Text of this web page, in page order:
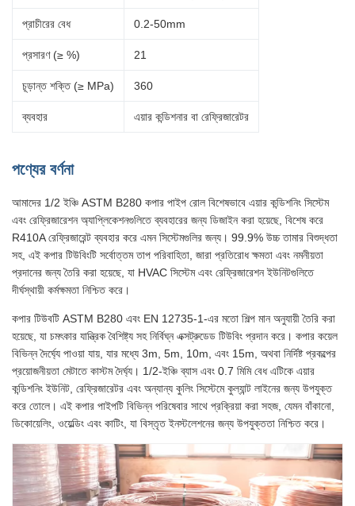
প্রাচীরের বেধ 0.2-50mm
প্রসারণ (≥ %) 21
চূড়ান্ত শক্তি (≥ MPa) 360
ব্যবহার এয়ার কন্ডিশনার বা রেফ্রিজারেটর
পণ্যের বর্ণনা
আমাদের 1/2 ইঞ্চি ASTM B280 কপার পাইপ রোল বিশেষভাবে এয়ার কন্ডিশনিং সিস্টেম
এবং রেফ্রিজারেশন অ্যাপ্লিকেশনগুলিতে ব্যবহারের জন্য ডিজাইন করা হয়েছে, বিশেষ করে
R410A রেফ্রিজারেন্ট ব্যবহার করে এমন সিস্টেমগুলির জন্য। 99.9% উচ্চ তামার বিশুদ্ধতা
সহ, এই কপার টিউবিংটি সর্বোত্তম তাপ পরিবাহিতা, জারা প্রতিরোধ ক্ষমতা এবং নমনীয়তা
প্রদানের জন্য তৈরি করা হয়েছে, যা HVAC সিস্টেম এবং রেফ্রিজারেশন ইউনিটগুলিতে
দীর্ঘস্থায়ী কর্মক্ষমতা নিশ্চিত করে।
কপার টিউবটি ASTM B280 এবং EN 12735-1-এর মতো শিল্প মান অনুযায়ী তৈরি করা
হয়েছে, যা চমৎকার যান্ত্রিক বৈশিষ্ট্য সহ নির্বিঘ্ন এক্সট্রুডেড টিউবিং প্রদান করে। কপার কয়েল
বিভিন্ন দৈর্ঘ্যে পাওয়া যায়, যার মধ্যে 3m, 5m, 10m, এবং 15m, অথবা নির্দিষ্ট প্রকল্পের
প্রয়োজনীয়তা মেটাতে কাস্টম দৈর্ঘ্য। 1/2-ইঞ্চি ব্যাস এবং 0.7 মিমি বেধ এটিকে এয়ার
কন্ডিশনিং ইউনিট, রেফ্রিজারেটর এবং অন্যান্য কুলিং সিস্টেমে কুল্যান্ট লাইনের জন্য উপযুক্ত
করে তোলে। এই কপার পাইপটি বিভিন্ন পরিষেবার সাথে প্রক্রিয়া করা সহজ, যেমন বাঁকানো,
ডিকোয়েলিং, ওয়েল্ডিং এবং কাটিং, যা বিস্তৃত ইনস্টলেশনের জন্য উপযুক্ততা নিশ্চিত করে।